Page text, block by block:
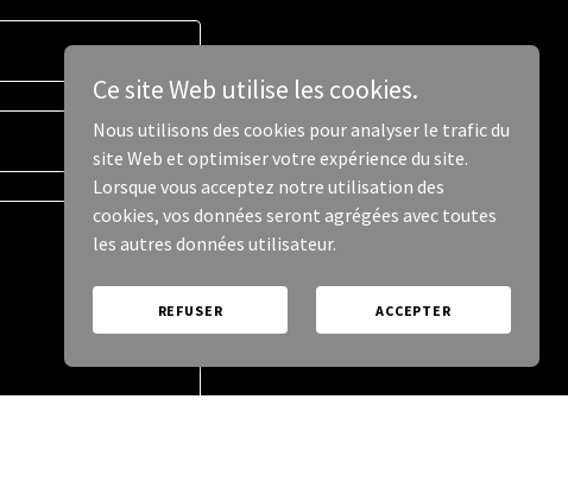
Ce site Web utilise les cookies.
Nous utilisons des cookies pour analyser le trafic du
site Web et optimiser votre expérience du site.
Lorsque vous acceptez notre utilisation des
cookies, vos données seront agrégées avec toutes
les autres données utilisateur.
REFUSER ACCEPTER